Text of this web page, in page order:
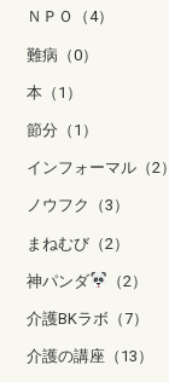
ＮＰＯ（4）
難病（0）
本（1）
節分（1）
インフォーマル（2）
ノウフク（3）
まねむび（2）
神パンダ （2）
介護BKラボ（7）
介護の講座（13）